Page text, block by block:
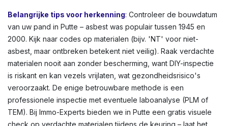
rijwoningen of appartementen. Kleuren variëren: lichtgrijs
tot donkergrijs, witachtig, of groenachtig bij
vloerbedekkingen. Voor een volledig overzicht,
raadpleeg de OVAM-infographic die asbestlocaties in een
typische woning illustreert.
Belangrijke tips voor herkenning
: Controleer de bouwdatum
van uw pand in Putte – asbest was populair tussen 1945 en
2000. Kijk naar codes op materialen (bijv. 'NT' voor niet-